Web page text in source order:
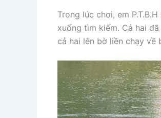
Trong lúc chơi, em
xuống tìm kiếm. Cả hai
cả hai lên bờ liền chạy về